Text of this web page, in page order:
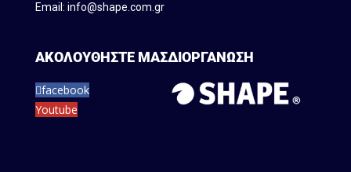
Email: info@shape.com.gr
ΑΚΟΛΟΥΘΗΣΤΕ ΜΑΣ
facebook
Youtube
ΔΙΟΡΓΑΝΩΣΗ